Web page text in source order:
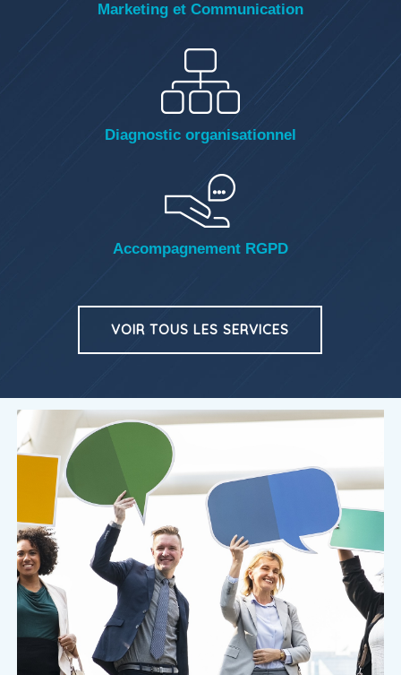
Marketing et Communication
Diagnostic organisationnel
Accompagnement RGPD
VOIR TOUS LES SERVICES